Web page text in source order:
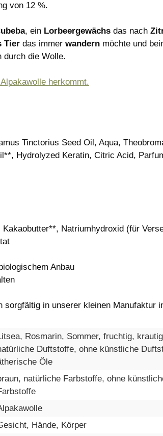
von 12 %.
, ein Lorbeergewächs das nach
Tier das immer wandern möchte und
durch die Wolle.
herkommt.
Tinctorius Seed Oil, Aqua,
Hydrolyzed Keratin, Citric Acid,
Natriumhydroxid (für
Anbau
sorgfältig in unserer kleinen Manufaktur
Rosmarin, Sommer, fruchtig,
Duftstoffe, ohne künstliche
Öle
natürliche Farbstoffe, ohne
Hände, Körper